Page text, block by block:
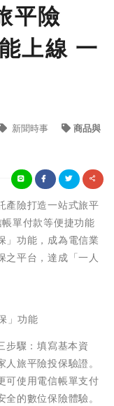
平險
上線 一
新聞時事 商品與
產險打造一站式旅平
單付款等便捷功能
」功能，成為電信業
之平台，達成「一人
步驟：填寫基本資
旅平險投保驗證。
可使用電信帳單支付
的數位保險體驗。